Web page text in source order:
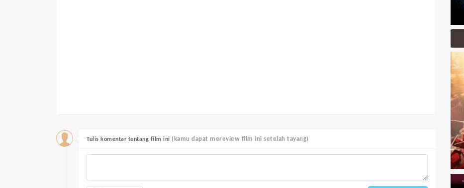
Tulis komentar tentang film ini (kamu dapat mereview film ini setelah tayang)